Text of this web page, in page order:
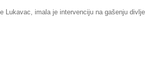
Lukavac, imala je intervenciju na gašenju